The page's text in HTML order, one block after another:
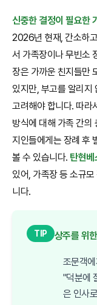
신중한 결정이 필요한
2026년 현재, 간소하
서 가족장이나 무빈소
장은 가까운 친지들만
있지만, 부고를 알리지
고려해야 합니다. 따라
방식에 대해 가족 간의
지인들에게는 장례 후
볼 수 있습니다. 탄현
있어, 가족장 등 소규
니다.
TIP 상주를 위
조문객
"덕분에
은 인사